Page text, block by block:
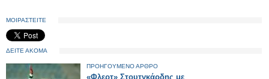
ΜΟΙΡΑΣΤΕΙΤΕ
ΔΕΙΤΕ ΑΚΟΜΑ
ΠΡΟΗΓΟΥΜΕΝΟ ΑΡΘΡΟ
«Φλερτ» Στουτγκάρδης με